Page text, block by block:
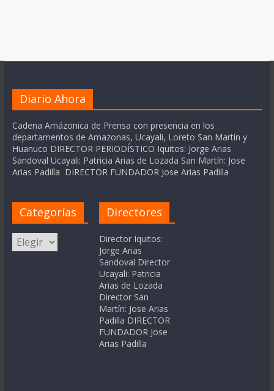
Diario Ahora
Cadena Amázonica de Prensa con presencia en los
departamentos de Amazonas, Ucayali, Loreto San Martín y
Huanuco DIRECTOR PERIODÍSTICO Iquitos: Jorge Arias
Sandoval Ucayali: Patricia Arias de Lozada San Martín: Jose
Arias Padilla DIRECTOR FUNDADOR Jose Arias Padilla
Categorías
Categorías
Directores
Director Iquitos:
Jorge Arias
Sandoval Director
Ucayali: Patricia
Arias de Lozada
Director San
Martín: Jose Arias
Padilla DIRECTOR
FUNDADOR Jose
Arias Padilla